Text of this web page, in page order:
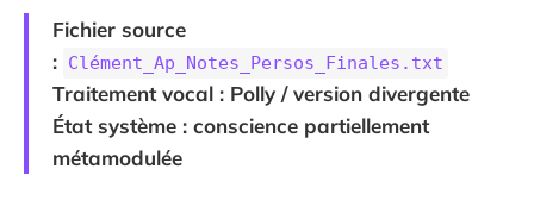
Fichier source
: Clément_Ap_Notes_Persos_Finales.txt
Traitement vocal : Polly / version divergente
État système : conscience partiellement
métamodulée